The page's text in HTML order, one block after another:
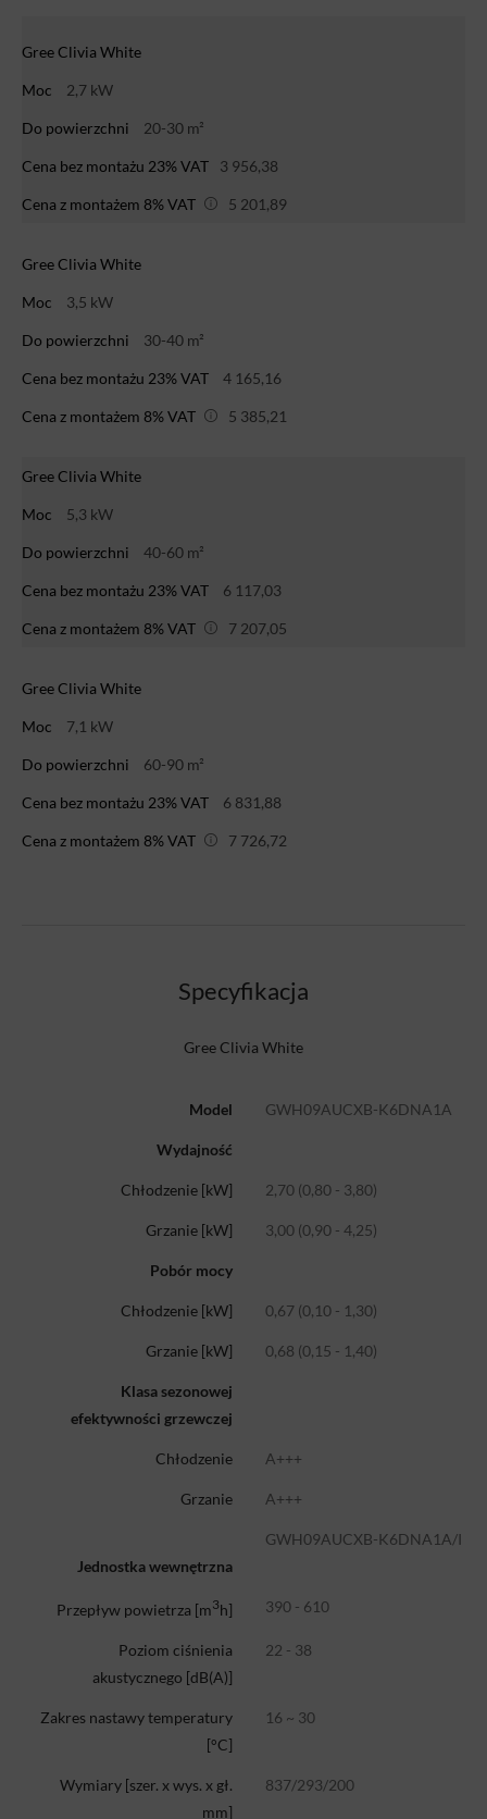
Gree Clivia White
Moc 2,7 kW
Do powierzchni 20-30 m²
Cena bez montażu 23% VAT 3 956,38
Cena z montażem 8% VAT 5 201,89
Gree Clivia White
Moc 3,5 kW
Do powierzchni 30-40 m²
Cena bez montażu 23% VAT 4 165,16
Cena z montażem 8% VAT 5 385,21
Gree Clivia White
Moc 5,3 kW
Do powierzchni 40-60 m²
Cena bez montażu 23% VAT 6 117,03
Cena z montażem 8% VAT 7 207,05
Gree Clivia White
Moc 7,1 kW
Do powierzchni 60-90 m²
Cena bez montażu 23% VAT 6 831,88
Cena z montażem 8% VAT 7 726,72
Specyfikacja
Gree Clivia White
Model
Wydajność
Chłodzenie [kW]
Grzanie [kW]
Pobór mocy
Chłodzenie [kW]
Grzanie [kW]
Klasa sezonowej
efektywności grzewczej
Chłodzenie
Grzanie
Jednostka wewnętrzna
Przepływ powietrza [m3h]
Poziom ciśnienia
akustycznego [dB(A)]
Zakres nastawy temperatury
[°C]
Wymiary [szer. x wys. x gł.
mm]
GWH09AUCXB-K6DNA1A
2,70 (0,80 - 3,80)
3,00 (0,90 - 4,25)
0,67 (0,10 - 1,30)
0,68 (0,15 - 1,40)
A+++
A+++
GWH09AUCXB-K6DNA1A/I
390 - 610
22 - 38
16 ~ 30
837/293/200